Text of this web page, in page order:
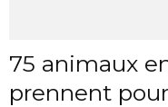
75 animaux
prennent